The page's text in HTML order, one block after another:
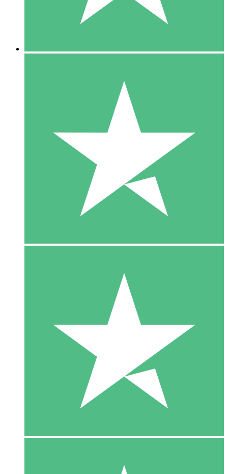
10 Downloads
20 00